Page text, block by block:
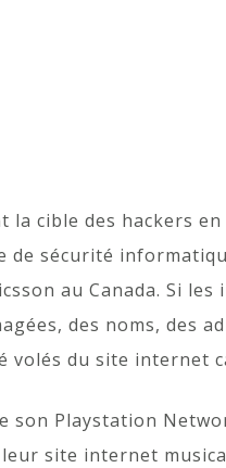
la cible des hackers
de sécurité
au Canada. Si
des noms, des
du site internet
son Playstation
site internet